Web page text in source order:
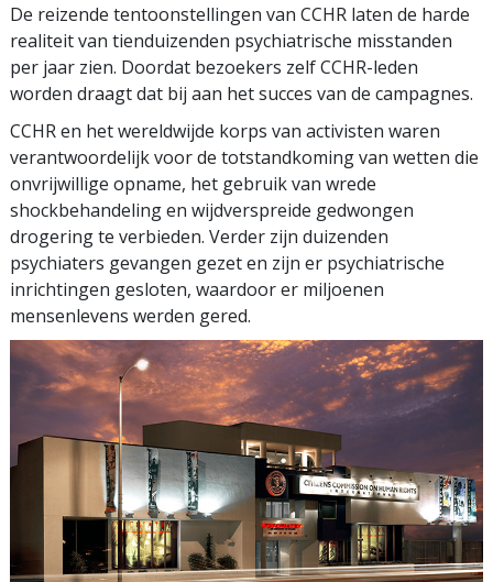
De reizende tentoonstellingen van CCHR laten de harde
realiteit van tienduizenden psychiatrische misstanden
per jaar zien. Doordat bezoekers zelf CCHR-leden
worden draagt dat bij aan het succes van de campagnes.
CCHR en het wereldwijde korps van activisten waren
verantwoordelijk voor de totstandkoming van wetten die
onvrijwillige opname, het gebruik van wrede
shockbehandeling en wijdverspreide gedwongen
drogering te verbieden. Verder zijn duizenden
psychiaters gevangen gezet en zijn er psychiatrische
inrichtingen gesloten, waardoor er miljoenen
mensenlevens werden gered.